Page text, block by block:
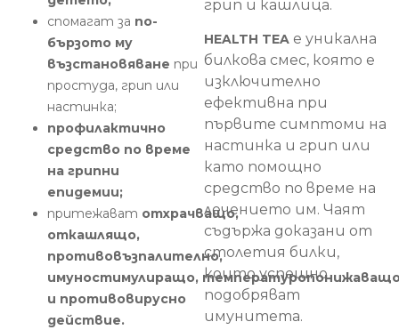
спомагат за по-
бързото му
възстановяване при
простуда, грип или
настинка;
профилактично
средство по време
на грипни
епидемии;
притежават отхрачващо,
откашлящо,
противовъзпалително,
имуностимулиращо,
и противовирусно
действие.
грип и кашлица.
HEALTH TEA е уникална
билкова смес, която е
изключително
ефективна при
първите симптоми на
настинка и грип или
като помощно
средство по време на
лечението им. Чаят
съдържа доказани от
столетия билки,
които успешно
подобряват
имунитета.